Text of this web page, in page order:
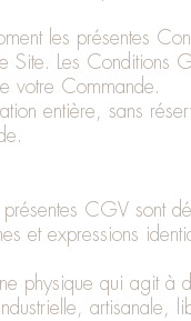
les présentes
Site. Les Conditions
votre Commande.
entière, sans
présentes CGV sont
et expressions
physique qui agit à
artisanale,